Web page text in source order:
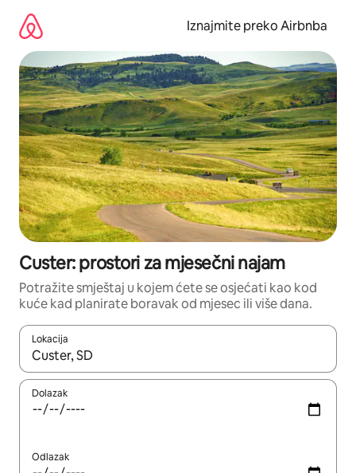
sadržaj
Iznajmite preko Airbnba
Custer: prostori za mjesečni najam
Potražite smještaj u kojem ćete se osjećati kao kod
kuće kad planirate boravak od mjesec ili više dana.
Lokacija
Kada budu dostupni rezultati, moći ćete ih pregledati
Dolazak
Odlazak